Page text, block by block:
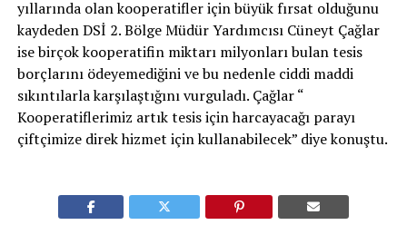
yıllarında olan kooperatifler için büyük fırsat olduğunu
kaydeden DSİ 2. Bölge Müdür Yardımcısı Cüneyt Çağlar
ise birçok kooperatifin miktarı milyonları bulan tesis
borçlarını ödeyemediğini ve bu nedenle ciddi maddi
sıkıntılarla karşılaştığını vurguladı. Çağlar “
Kooperatiflerimiz artık tesis için harcayacağı parayı
çiftçimize direk hizmet için kullanabilecek” diye konuştu.